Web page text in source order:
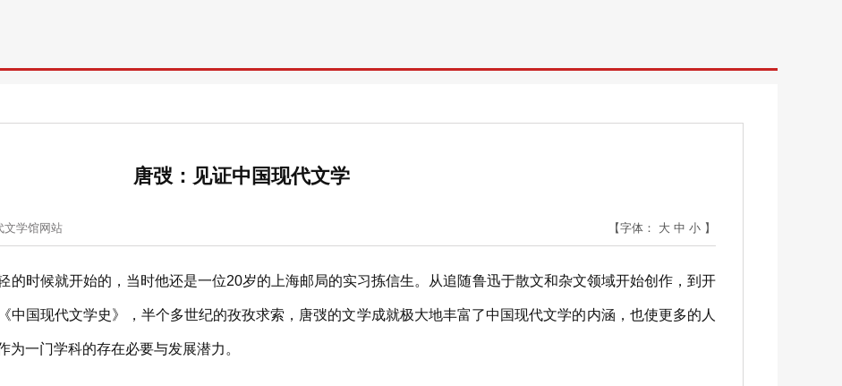
唐弢：见证中国现代文学
文学馆网站 【字体： 大 中 小 】
时候就开始的，当时他还是一位20岁的上海邮局的实习拣信生。从追随鲁迅于散文和杂文领域开始创作，到开
中国现代文学史》，半个多世纪的孜孜求索，唐弢的文学成就极大地丰富了中国现代文学的内涵，也使更多的人
一门学科的存在必要与发展潜力。